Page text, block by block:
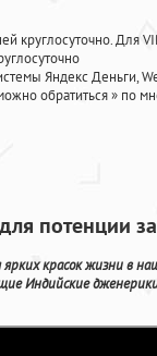
круглосуточно. Для
Яндекс Деньги,
обратиться» по
потенции
ярких красок жизни
Индийские